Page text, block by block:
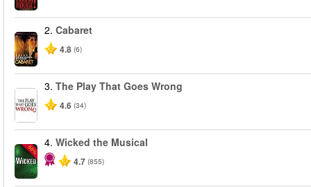
2. Cabaret
4.8 (6)
3. The Play That Goes Wrong
4.6 (34)
-50%
4. Wicked the Musical
4.7 (855)